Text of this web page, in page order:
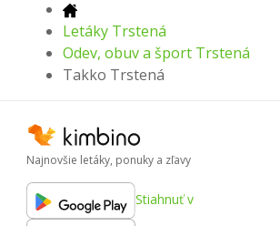
Letáky Trstená
Odev, obuv a šport Trstená
Takko Trstená
Najnovšie letáky, ponuky a zľavy
Stiahnuť v